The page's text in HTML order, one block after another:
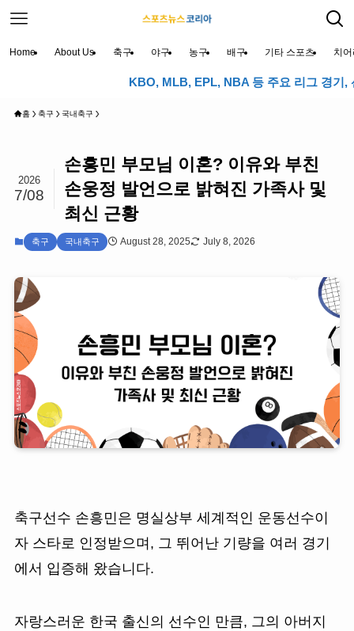
Home About Us 축구 야구 농구 배구 기타 스포츠 치
KBO, MLB, EPL, NBA 등 주요 리그 경기, 선수 분석
홈 축구 국내축구
손흥민 부모님 이혼? 이유와 부친
손웅정 발언으로 밝혀진 가족사 및
최신 근황
2026
7/08
축구 국내축구 August 28, 2025 July 8, 2026
축구선수 손흥민은 명실상부 세계적인 운동선수이
자 스타로 인정받으며, 그 뛰어난 기량을 여러 경기
에서 입증해 왔습니다.
자랑스러운 한국 출신의 선수인 만큼, 그의 아버지